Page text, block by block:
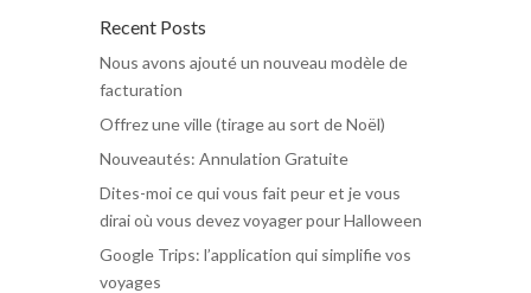
Recent Posts
Nous avons ajouté un nouveau modèle de
facturation
Offrez une ville (tirage au sort de Noël)
Nouveautés: Annulation Gratuite
Dites-moi ce qui vous fait peur et je vous
dirai où vous devez voyager pour Halloween
Google Trips: l’application qui simplifie vos
voyages